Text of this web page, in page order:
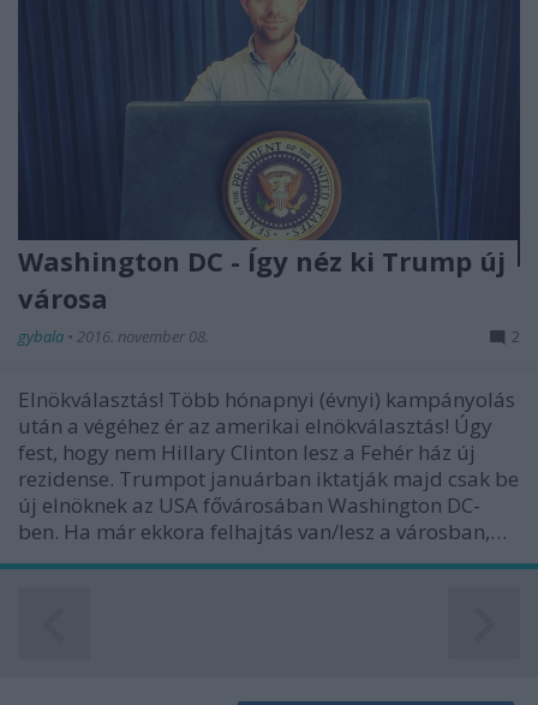
Washington DC - Így néz ki Trump új
városa
gybala • 2016. november 08. 2
Elnökválasztás! Több hónapnyi (évnyi) kampányolás
után a végéhez ér az amerikai elnökválasztás! Úgy
fest, hogy nem Hillary Clinton lesz a Fehér ház új
rezidense. Trumpot januárban iktatják majd csak be
új elnöknek az USA fővárosában Washington DC-
ben. Ha már ekkora felhajtás van/lesz a városban,…